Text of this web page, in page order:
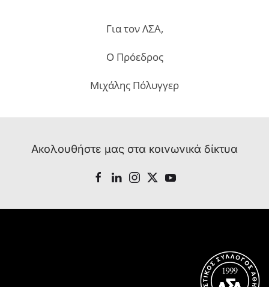
Για τον ΛΣΑ,
Ο Πρόεδρος
Μιχάλης Πόλυγγερ
Ακολουθήστε μας στα κοινωνικά δίκτυα